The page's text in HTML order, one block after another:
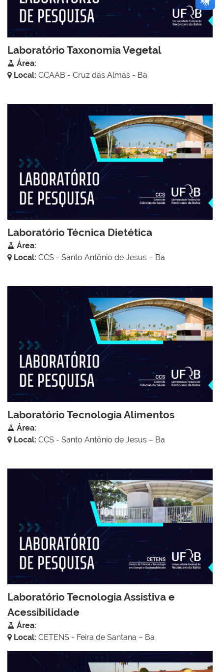
Laboratório Taxonomia Vegetal
Área:
Local: CCAAB - Cruz das Almas - Ba
Laboratório Técnica Dietética
Área:
Local: CCS - Santo Antônio de Jesus – Ba
Laboratório Tecnologia Alimentos
Área:
Local: CCS - Santo Antônio de Jesus – Ba
Laboratório Tecnologia Assistiva e
Acessibilidade
Área:
Local: CETENS - Feira de Santana – Ba